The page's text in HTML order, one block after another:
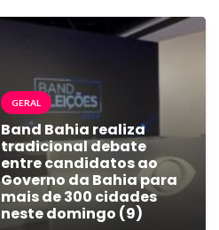
GERAL
Band Bahia realiza
tradicional debate
entre candidatos ao
Governo da Bahia para
mais de 300 cidades
neste domingo (9)